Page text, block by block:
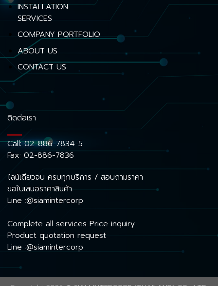
INSTALLATION
SERVICES
COMPANY PORTFOLIO
ABOUT US
CONTACT US
ติดต่อเรา
Call:02-886-7834-5
Fax: 02-886-7836
ไลน์เดียวจบ ครบทุกบริการ / สอบถามราคา
ขอใบเสนอราคาสินค้า
Line :@siamintercorp
Complete all services Price inquiry
Product quotation request
Line :@siamintercorp